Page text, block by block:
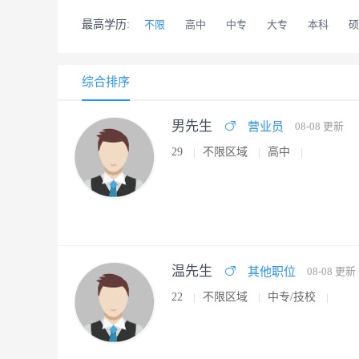
最高学历: 不限 高中 中专 大专 本科
综合排序
男先生 营业员 08-08 更新
29 不限区域 高中
温先生 其他职位 08-08 更新
22 不限区域 中专/技校